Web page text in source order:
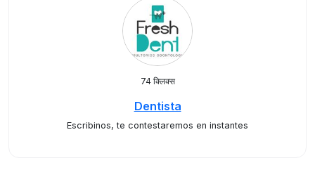
74 क्लिक्स
Dentista
Escribinos, te contestaremos en instantes